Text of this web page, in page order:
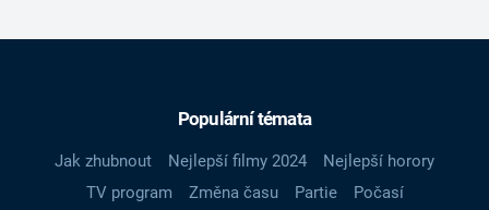
Populární témata
Jak zhubnout Nejlepší filmy 2024
Nejlepší horory
TV program
Změna času Partie
Počasí